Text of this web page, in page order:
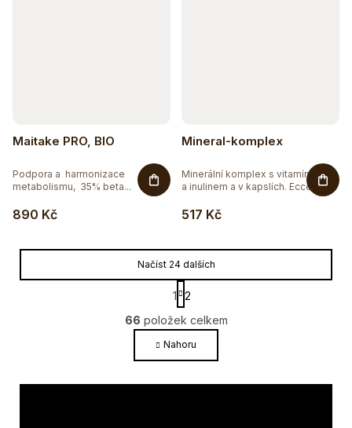
Maitake PRO, BIO
890 Kč
Podpora a harmonizace
metabolismu, 35% beta...
Mineral-komplex
517 Kč
Minerální komplex s vitamínem C
a inulinem a v kapslích. Ecce...
O
v
l
á
d
Načíst 24 dalších
S
t
r
á
n
k
1
2
66 položek celkem
Nahoru